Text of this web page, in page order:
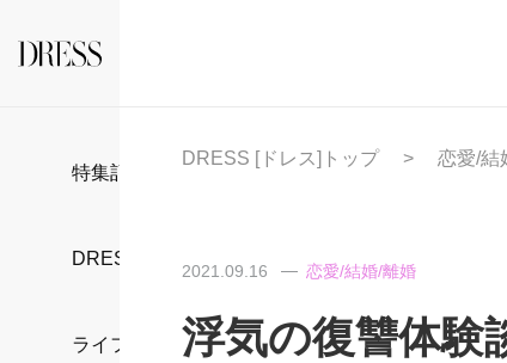
特集記事
DRESS部活
ライフスタイル
DRESS [ドレス]トップ 恋愛/結
2021.09.16 恋愛/結婚/離婚
浮気の復讐体験